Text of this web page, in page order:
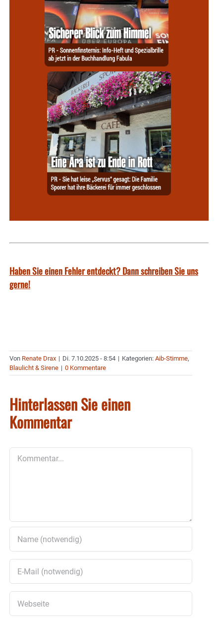
Haben Sie einen Fehler entdeckt? Dann schreiben Sie uns
gerne!
Von Renate Drax | Di. 7.10.2025 - 8:54 | Kategorien: Aib-Stimme,
Blaulicht & Sirene | 0 Kommentare
Hinterlassen Sie einen
Kommentar